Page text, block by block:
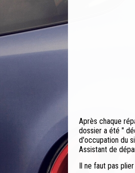
Après chaque
dossier a été "
d'occupation du
Assistant de
Il ne faut pas